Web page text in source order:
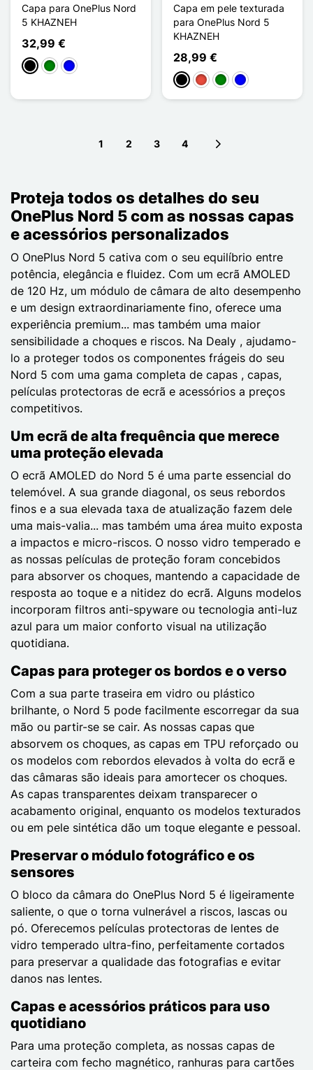
Capa para OnePlus Nord
5 KHAZNEH
32,99 €
PretoVerdeAzul
Capa em pele texturada
para OnePlus Nord 5
KHAZNEH
28,99 €
PretoVermelho
VerdeAzul
1 2 3 4
Proteja todos os detalhes do seu
OnePlus Nord 5 com as nossas capas
e acessórios personalizados
O OnePlus Nord 5 cativa com o seu equilíbrio entre
potência, elegância e fluidez. Com um ecrã AMOLED
de 120 Hz, um módulo de câmara de alto desempenho
e um design extraordinariamente fino, oferece uma
experiência premium... mas também uma maior
sensibilidade a choques e riscos. Na Dealy , ajudamo-
lo a proteger todos os componentes frágeis do seu
Nord 5 com uma gama completa de capas , capas,
películas protectoras de ecrã e acessórios a preços
competitivos.
Um ecrã de alta frequência que merece
uma proteção elevada
O ecrã AMOLED do Nord 5 é uma parte essencial do
telemóvel. A sua grande diagonal, os seus rebordos
finos e a sua elevada taxa de atualização fazem dele
uma mais-valia... mas também uma área muito exposta
a impactos e micro-riscos. O nosso vidro temperado e
as nossas películas de proteção foram concebidos
para absorver os choques, mantendo a capacidade de
resposta ao toque e a nitidez do ecrã. Alguns modelos
incorporam filtros anti-spyware ou tecnologia anti-luz
azul para um maior conforto visual na utilização
quotidiana.
Capas para proteger os bordos e o verso
Com a sua parte traseira em vidro ou plástico
brilhante, o Nord 5 pode facilmente escorregar da sua
mão ou partir-se se cair. As nossas capas que
absorvem os choques, as capas em TPU reforçado ou
os modelos com rebordos elevados à volta do ecrã e
das câmaras são ideais para amortecer os choques.
As capas transparentes deixam transparecer o
acabamento original, enquanto os modelos texturados
ou em pele sintética dão um toque elegante e pessoal.
Preservar o módulo fotográfico e os
sensores
O bloco da câmara do OnePlus Nord 5 é ligeiramente
saliente, o que o torna vulnerável a riscos, lascas ou
pó. Oferecemos películas protectoras de lentes de
vidro temperado ultra-fino, perfeitamente cortados
para preservar a qualidade das fotografias e evitar
danos nas lentes.
Capas e acessórios práticos para uso
quotidiano
Para uma proteção completa, as nossas capas de
carteira com fecho magnético, ranhuras para cartões